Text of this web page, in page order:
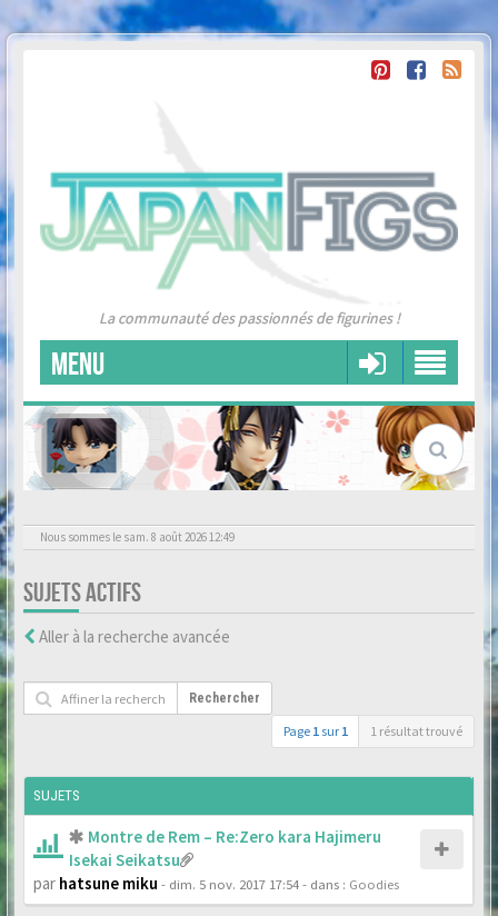
La communauté des passionnés de figurines !
MENU
Nous sommes le sam. 8 août 2026 12:49
SUJETS ACTIFS
Aller à la recherche avancée
Rechercher
Page 1 sur 1 1 résultat trouvé
SUJETS
Montre de Rem – Re:Zero kara Hajimeru
Isekai Seikatsu
par hatsune miku - dim. 5 nov. 2017 17:54- dans : Goodies